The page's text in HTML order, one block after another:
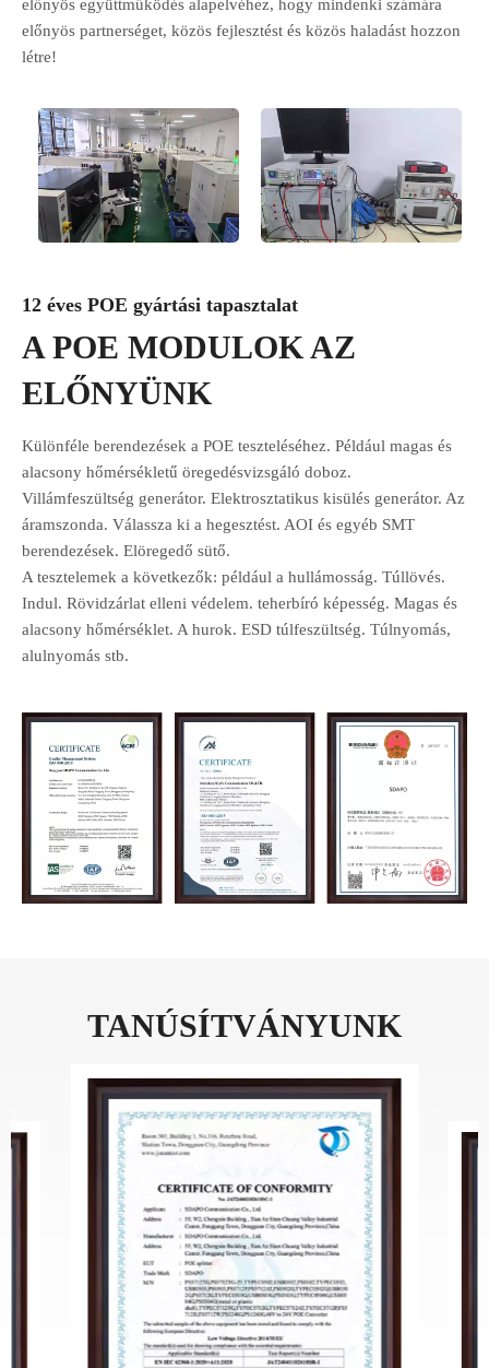
előnyös együttműködés alapelvéhez, hogy mindenki számára
előnyös partnerséget, közös fejlesztést és közös haladást hozzon
létre!
12 éves POE gyártási tapasztalat
A POE MODULOK AZ
ELŐNYÜNK
Különféle berendezések a POE teszteléséhez. Például magas és
alacsony hőmérsékletű öregedésvizsgáló doboz.
Villámfeszültség generátor. Elektrosztatikus kisülés generátor. Az
áramszonda. Válassza ki a hegesztést. AOI és egyéb SMT
berendezések. Elöregedő sütő.
A tesztelemek a következők: például a hullámosság. Túllövés.
Indul. Rövidzárlat elleni védelem. teherbíró képesség. Magas és
alacsony hőmérséklet. A hurok. ESD túlfeszültség. Túlnyomás,
alulnyomás stb.
TANÚSÍTVÁNYUNK